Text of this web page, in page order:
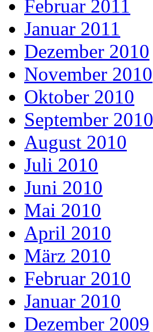
Februar 2011
Januar 2011
Dezember 2010
November 2010
Oktober 2010
September 2010
August 2010
Juli 2010
Juni 2010
Mai 2010
April 2010
März 2010
Februar 2010
Januar 2010
Dezember 2009